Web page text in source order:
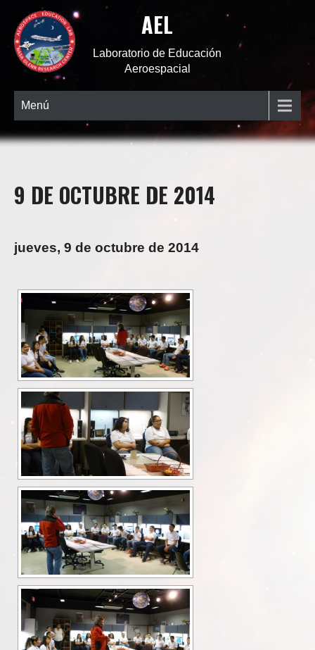
AEL
Laboratorio de Educación
Aeroespacial
Menú
9 DE OCTUBRE DE 2014
jueves, 9 de octubre de 2014